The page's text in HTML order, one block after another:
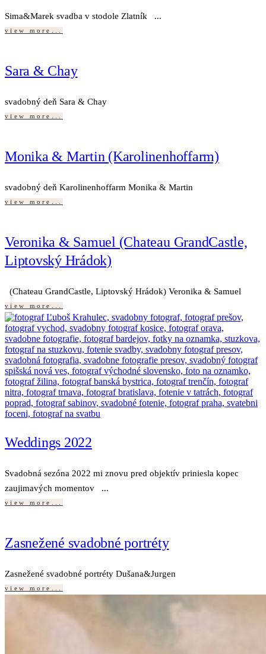
Sima&Marek svadba v stodole Zlatník ...
view more...
Sara & Chay
svadobný deň Sara & Chay
view more...
Monika & Martin (Karolinenhoffarm)
svadobný deň Karolinenhoffarm Monika & Martin
view more...
Veronika & Samuel (Chateau GrandCastle,
Liptovský Hrádok)
(Chateau GrandCastle, Liptovský Hrádok) Veronika & Samuel
view more...
Weddings 2022
Svadobná sezóna 2022 mi znovu pred objektív priniesla kopec
zaujimavých momentov ...
view more...
Zasnežené svadobné portréty
Zasnežené svadobné portréty Dušana&Jurgen
view more...